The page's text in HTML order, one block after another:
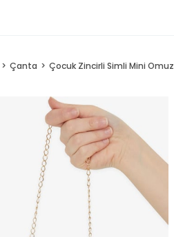
Çanta Çocuk Zincirli Simli Mini